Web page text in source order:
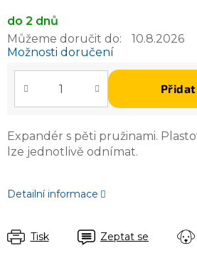
do 2 dnů
Můžeme doručit do:
10.8.2026
Možnosti doručení
Expandér s pěti pružinami.
lze jednotlivě odnímat.
Detailní informace
Tisk Zeptat se